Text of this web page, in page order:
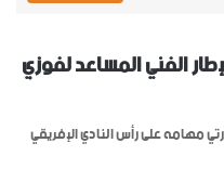
الفني المساعد لفوزي
مهامه على رأس النادي الإفريقي